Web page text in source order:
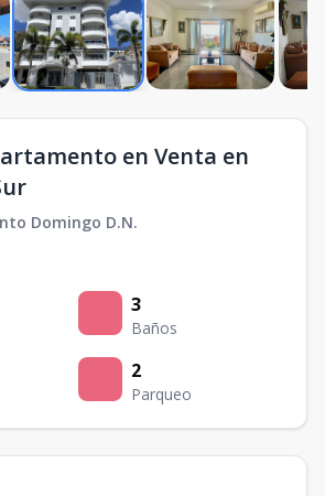
en Venta en
Domingo D.N.
3
Baños
2
Parqueo